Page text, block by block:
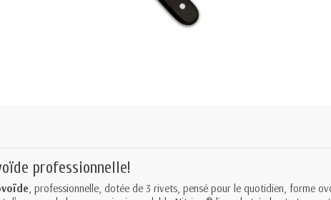
professionnelle!
, professionnelle, dotée de 3 rivets, pensé pour le quotidien, forme